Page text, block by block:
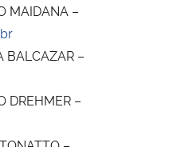
MAIDANA –
BALCAZAR –
DREHMER –